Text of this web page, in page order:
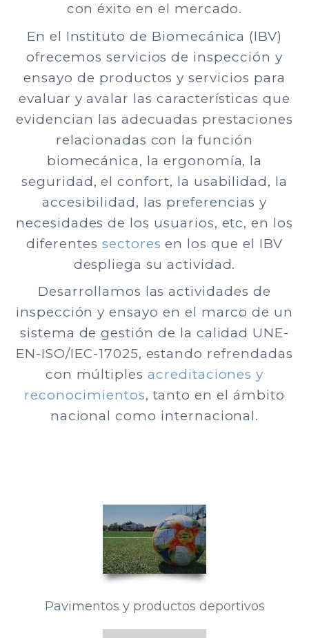
con éxito en el mercado.
En el Instituto de Biomecánica (IBV)
ofrecemos servicios de inspección y
ensayo de productos y servicios para
evaluar y avalar las características que
evidencian las adecuadas prestaciones
relacionadas con la función
biomecánica, la ergonomía, la
seguridad, el confort, la usabilidad, la
accesibilidad, las preferencias y
necesidades de los usuarios, etc, en los
diferentes sectores en los que el IBV
despliega su actividad.
Desarrollamos las actividades de
inspección y ensayo en el marco de un
sistema de gestión de la calidad UNE-
EN-ISO/IEC-17025, estando refrendadas
con múltiplesacreditaciones y
reconocimientos, tanto en el ámbito
nacional como internacional.
Pavimentos y productos deportivos